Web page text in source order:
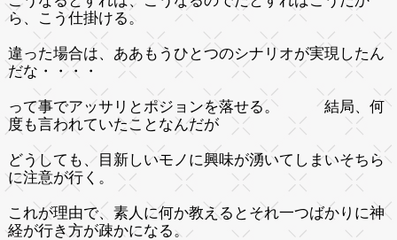
ら、こう仕掛ける。
違った場合は、ああもうひとつのシナリオが実現したん
だな・・・・
って事でアッサリとポジョンを落せる。 結局、何
度も言われていたことなんだが
どうしても、目新しいモノに興味が湧いてしまいそちら
に注意が行く。
これが理由で、素人に何か教えるとそれ一つばかりに神
経が行き方が疎かになる。